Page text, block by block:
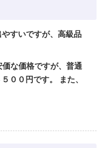
すいですが、高級品
な価格ですが、普通
００円です。 また、